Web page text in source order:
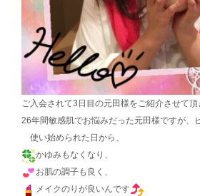
ご入会されて3日目の元田様をご紹介させて頂
26年間敏感肌でお悩みだった元田様ですが、
使い始められた日から、
かゆみもなくなり、
お肌の調子も良く、
メイクのりが良いんです